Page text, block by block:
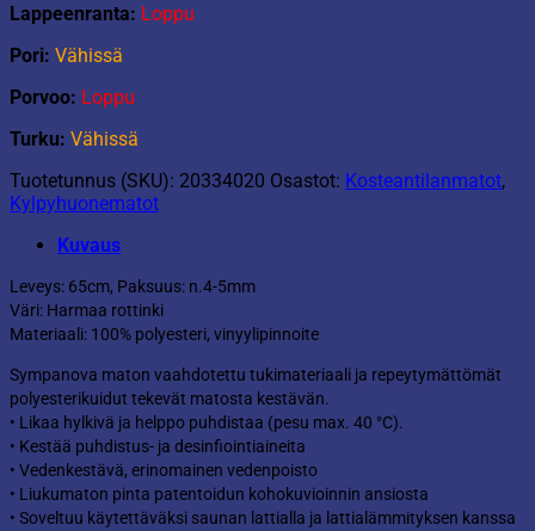
Lappeenranta: Loppu
Pori: Vähissä
Porvoo: Loppu
Turku: Vähissä
Tuotetunnus (SKU): 20334020 Osastot: Kosteantilanmatot,
Kylpyhuonematot
Kuvaus
Leveys: 65cm, Paksuus: n.4-5mm
Väri: Harmaa rottinki
Materiaali: 100% polyesteri, vinyylipinnoite
Sympanova maton vaahdotettu tukimateriaali ja repeytymättömät
polyesterikuidut tekevät matosta kestävän.
• Likaa hylkivä ja helppo puhdistaa (pesu max. 40 °C).
• Kestää puhdistus- ja desinfiointiaineita
• Vedenkestävä, erinomainen vedenpoisto
• Liukumaton pinta patentoidun kohokuvioinnin ansiosta
• Soveltuu käytettäväksi saunan lattialla ja lattialämmityksen kanssa